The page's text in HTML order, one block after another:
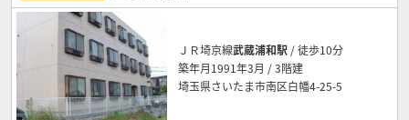
ＪＲ埼京線武蔵浦和駅 / 徒歩10分
築年月1991年3月 / 3階建
埼玉県さいたま市南区白幡4-25-5